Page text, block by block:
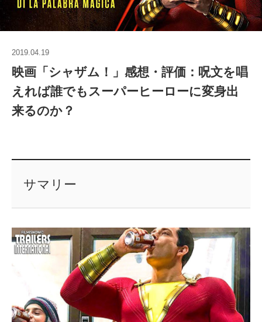
2019.04.19
映画「シャザム！」感想・評価：呪文を唱
えれば誰でもスーパーヒーローに変身出
来るのか？
サマリー